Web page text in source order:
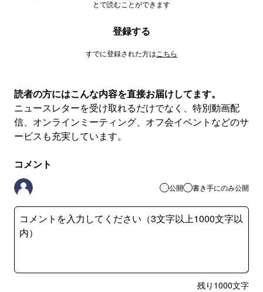
とで読むことができます
登録する
すでに登録された方は こちら
読者の方にはこんな内容を直接お届けしてます。
ニュースレターを受け取れるだけでなく、特別動画配
信、オンラインミーティング、オフ会イベントなどのサ
ービスも充実しています。
コメント
公開 書き手にのみ公開
残り 1000文字